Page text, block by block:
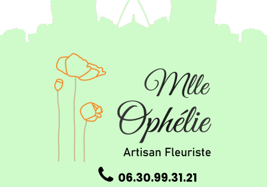
06.30.99.31.21